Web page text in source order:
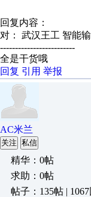
回复内容：
对： 武汉王工 智能
-------------------------
全是干货哦
回复 引用 举报
AC米兰
关注 私信
精华：0帖
求助：0帖
帖子：135帖 | 1067